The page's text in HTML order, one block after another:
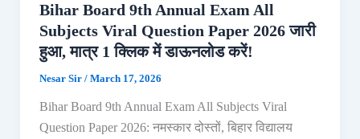
Bihar Board 9th Annual Exam All
Subjects Viral Question Paper 2026 जारी
हुआ, मात्र 1 क्लिक में डाऊनलोड करें!
Nesar Sir / March 17, 2026
Bihar Board 9th Annual Exam All Subjects Viral
Question Paper 2026: नमस्कार दोस्तों, बिहार विद्यालय